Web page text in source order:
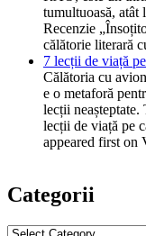
tumultuoasă, atât
Recenzie
călătorie literară
7 lecții de viață
Călătoria cu
e o metaforă
lecții
lecții de viață pe
appeared first on
Categorii
Categorii